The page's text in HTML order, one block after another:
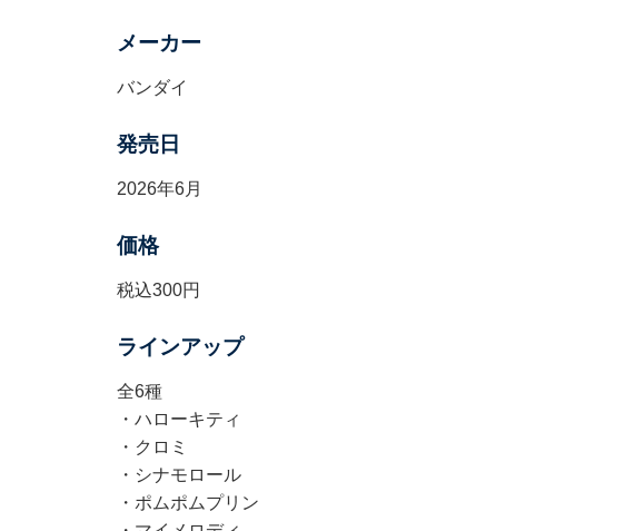
メーカー
バンダイ
発売日
2026年6月
価格
税込300円
ラインアップ
全6種
・ハローキティ
・クロミ
・シナモロール
・ポムポムプリン